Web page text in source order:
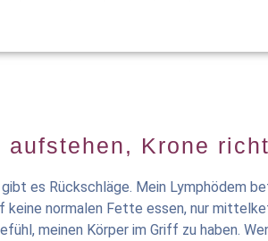
aufstehen, Krone
es Rückschläge. Mein Lymphödem
keine normalen Fette essen, nur
meinen Körper im Griff zu haben.